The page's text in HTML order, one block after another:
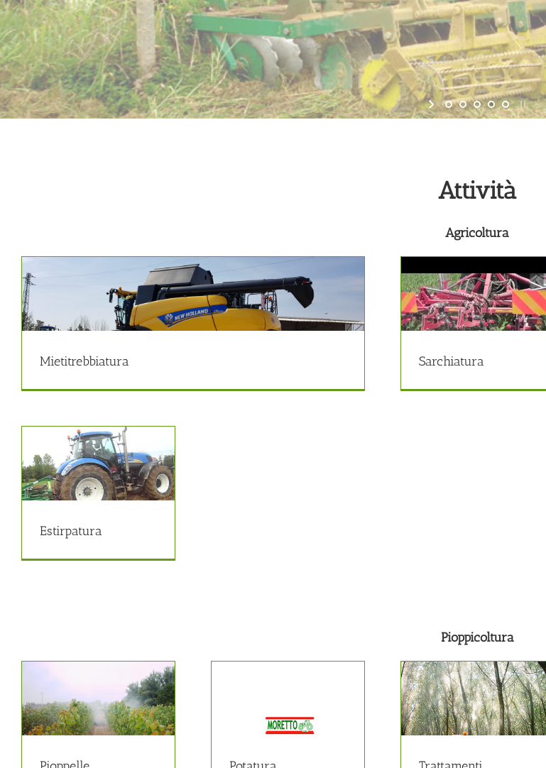
Attività
Agricoltura
Mietitrebbiatura
Sarchiatura
Sarchiatura
Semina
Estirpatura
Pioppicoltura
Potatura
Trattamenti
Frangizollatura